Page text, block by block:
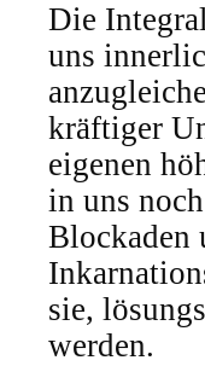
Die
uns
kräftiger
eigenen
in uns
Blockaden
sie,
werden.